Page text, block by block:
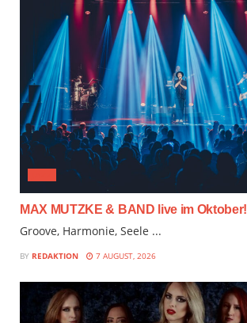
MAX MUTZKE & BAND live im Oktober!
Groove, Harmonie, Seele ...
BY REDAKTION 7 AUGUST, 2026